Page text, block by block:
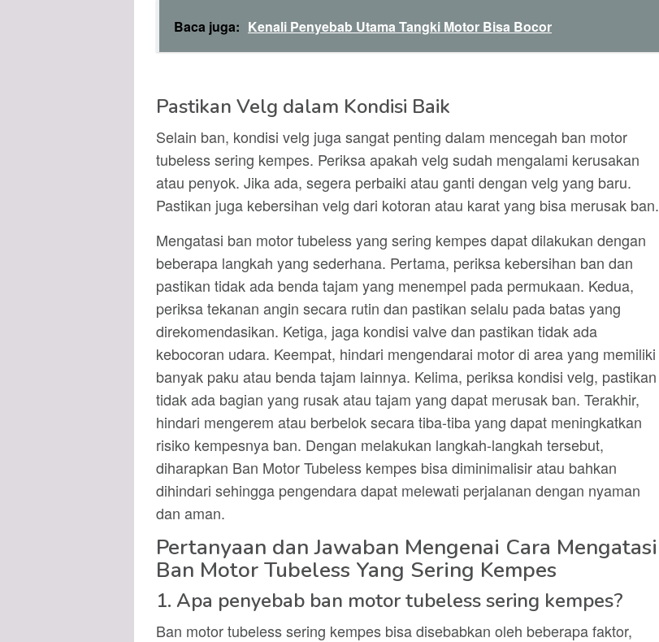
Baca juga: Kenali Penyebab Utama Tangki Motor Bisa Bocor
Pastikan Velg dalam Kondisi Baik
Selain ban, kondisi velg juga sangat penting dalam mencegah ban motor
tubeless sering kempes. Periksa apakah velg sudah mengalami kerusakan
atau penyok. Jika ada, segera perbaiki atau ganti dengan velg yang baru.
Pastikan juga kebersihan velg dari kotoran atau karat yang bisa merusak ban.
Mengatasi ban motor tubeless yang sering kempes dapat dilakukan dengan
beberapa langkah yang sederhana. Pertama, periksa kebersihan ban dan
pastikan tidak ada benda tajam yang menempel pada permukaan. Kedua,
periksa tekanan angin secara rutin dan pastikan selalu pada batas yang
direkomendasikan. Ketiga, jaga kondisi valve dan pastikan tidak ada
kebocoran udara. Keempat, hindari mengendarai motor di area yang memiliki
banyak paku atau benda tajam lainnya. Kelima, periksa kondisi velg, pastikan
tidak ada bagian yang rusak atau tajam yang dapat merusak ban. Terakhir,
hindari mengerem atau berbelok secara tiba-tiba yang dapat meningkatkan
risiko kempesnya ban. Dengan melakukan langkah-langkah tersebut,
diharapkan Ban Motor Tubeless kempes bisa diminimalisir atau bahkan
dihindari sehingga pengendara dapat melewati perjalanan dengan nyaman
dan aman.
Pertanyaan dan Jawaban Mengenai Cara Mengatasi
Ban Motor Tubeless Yang Sering Kempes
1. Apa penyebab ban motor tubeless sering kempes?
Ban motor tubeless sering kempes bisa disebabkan oleh beberapa faktor,